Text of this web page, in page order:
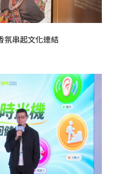
氛串起文化連結